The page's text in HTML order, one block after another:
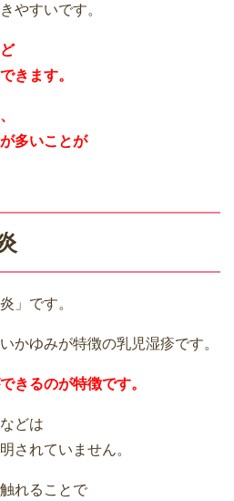
やすいです。
きます。
多いことが
」です。
かゆみが特徴の乳児湿疹です。
きるのが特徴です。
どは
されていません。
れることで